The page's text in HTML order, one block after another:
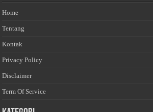
Home
Tentang
Kontak
Privacy Policy
Disclaimer
Term Of Service